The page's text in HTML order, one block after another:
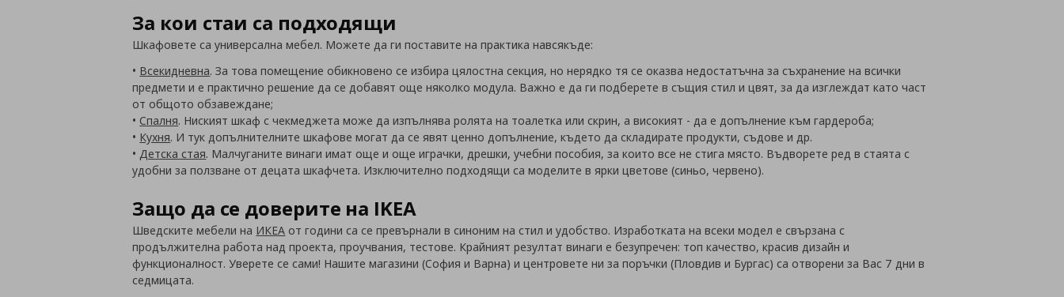
За кои стаи са подходящи
Шкафовете са универсална мебел. Можете да ги поставите на практика навсякъде:
• Всекидневна. За това помещение обикновено се избира цялостна секция, но нерядко тя се оказва недостатъчна за съхранение на всички
предмети и е практично решение да се добавят още няколко модула. Важно е да ги подберете в същия стил и цвят, за да изглеждат като част
от общото обзавеждане;
•Спалня. Ниският шкаф с чекмеджета може да изпълнява ролята на тоалетка или скрин, а високият - да е допълнение към гардероба;
• Кухня. И тук допълнителните шкафове могат да се явят ценно допълнение, където да складирате продукти, съдове и др.
• Детска стая. Малчуганите винаги имат още и още играчки, дрешки, учебни пособия, за които все не стига място. Въдворете ред в стаята с
удобни за ползване от децата шкафчета. Изключително подходящи са моделите в ярки цветове (синьо, червено).
Защо да се доверите на IKEA
Шведските мебели на ИКЕА от години са се превърнали в синоним на стил и удобство. Изработката на всеки модел е свързана с
продължителна работа над проекта, проучвания, тестове. Крайният резултат винаги е безупречен: топ качество, красив дизайн и
функционалност. Уверете се сами! Нашите магазини (София и Варна) и центровете ни за поръчки (Пловдив и Бургас) са отворени за Вас 7 дни в
седмицата.